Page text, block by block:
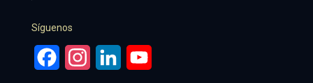
Síguenos
FacebookInstagramLinkedIn